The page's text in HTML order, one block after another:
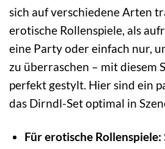
sich auf verschiedene Arten
erotische Rollenspiele, als
eine Party oder einfach nur,
zu überraschen – mit diesem
perfekt gestylt. Hier sind ein
das Dirndl-Set optimal in
Für erotische Rollenspiele: